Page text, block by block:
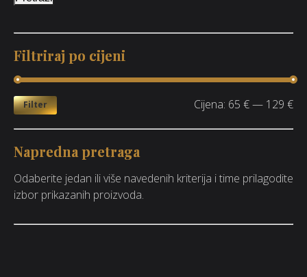
Filtriraj po cijeni
Filter Cijena: 65 €— 129 €
Napredna pretraga
Odaberite jedan ili više navedenih kriterija i time prilagodite
izbor prikazanih proizvoda.